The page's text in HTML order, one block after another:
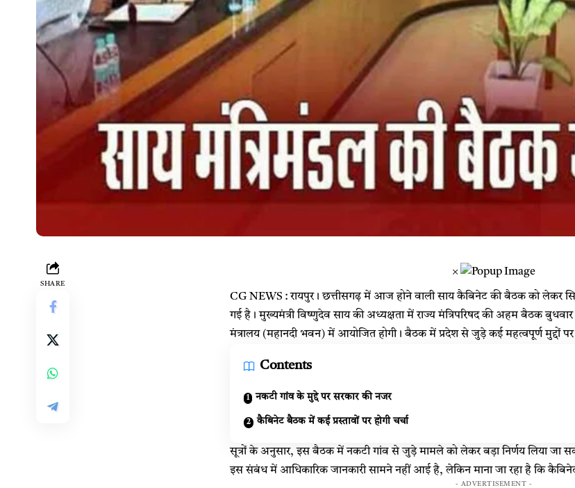
SHARE
×
CG NEWS : रायपुर। छत्तीसगढ़ में आज होने वाली साय कैबिनेट की बैठक को लेकर
गई है। मुख्यमंत्रीविष्णुदेव सायकी अध्यक्षता में राज्य मंत्रिपरिषद की अहम बैठक
मंत्रालय (महानदी भवन) में आयोजित होगी। बैठक में प्रदेश से जुड़े कई महत्वपूर्ण मुद्दों पर
Contents
नकटी गांव के मुद्दे पर सरकार की नजर
कैबिनेट बैठक में कई प्रस्तावों पर होगी चर्चा
सूत्रों के अनुसार, इस बैठक में नकटी गांव से जुड़े मामले को लेकर बड़ा निर्णय लिया जा
इस संबंध में आधिकारिक जानकारी सामने नहीं आई है, लेकिन माना जा रहा है कि
- ADVERTISEMENT -